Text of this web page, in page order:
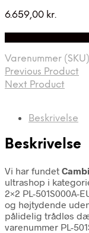
6.659,00 kr.
Varenummer
Previous Product
Next Product
Beskrivelse
Beskrivelse
Vi har fundet
ultrashop i
2×2 PL-501S000A-
og højtydende
pålidelig trådløs
varenummer PL-